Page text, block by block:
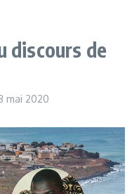
discours de
mai 2020